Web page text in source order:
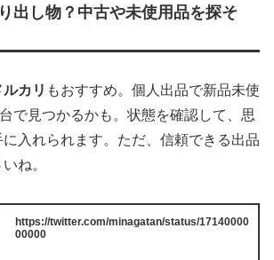
出し物？中古や未使用品を探そ
ルカリ もおすすめ。個人出品で新品未使
で見つかるかも。状態を確認して、思
入れられます。ただ、信頼できる出品
ね。
https://twitter.com/minagatan/status/17140000
00000